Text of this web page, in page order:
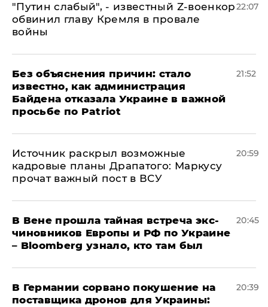
​"Путин слабый", - известный Z-военкор
обвинил главу Кремля в провале
войны
22:07
Без объяснения причин: стало
известно, как администрация
Байдена отказала Украине в важной
просьбе по Patriot
21:52
​Источник раскрыл возможные
кадровые планы Драпатого: Маркусу
прочат важный пост в ВСУ
20:59
В Вене прошла тайная встреча экс-
чиновников Европы и РФ по Украине
– Bloomberg узнало, кто там был
20:45
​В Германии сорвано покушение на
поставщика дронов для Украины:
20:39